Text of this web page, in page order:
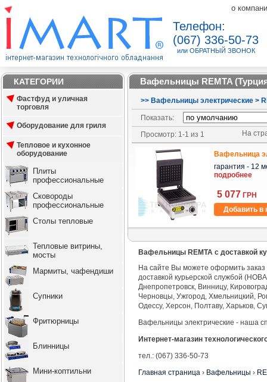
о
Телефон:
(067) 336-50-73
или ОБРАТНЫЙ ЗВОНОК
КАТЕГОРИИ
Фастфуд и уличная
торговля
Оборудование для гриля
Тепловое и кухонное
оборудование
Плиты
профессиональные
Сковороды
профессиональные
Столы тепловые
Тепловые витрины,
мосты
Мармиты, чафендиши
Супники
Фритюрницы
Блинницы
Мини-коптильни
Вафельницы REMTA
>> Вафельницы электрические >
Показать:
На
Просмотр: 1-1 из 1
Вафельница
гарантия - 12
подробнее
5 077 ГРН
Добавить в
Вафельницы REMTA с доставкой
На сайте Вы можете оформить заказ
доставкой курьерской службой
Днепропетровск, Винницу,
Черновцы, Ужгород, Хмельницкий,
Одессу, Херсон, Полтаву, Харьков,
Вафельницы электрические - наша
Интернет-магазин
тел.: (067) 336-50-73
Главная страница › Вафельницы ›